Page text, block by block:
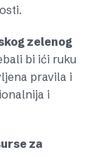
zelenog
bi ići ruku
pravila i
i
za